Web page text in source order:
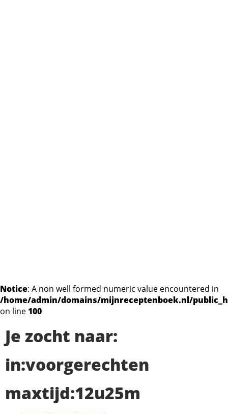
Notice: A non well formed numeric value encountered in
/home/admin/domains/mijnreceptenboek.nl/
on line100
Je zocht naar:
in:voorgerechten
maxtijd:12u25m